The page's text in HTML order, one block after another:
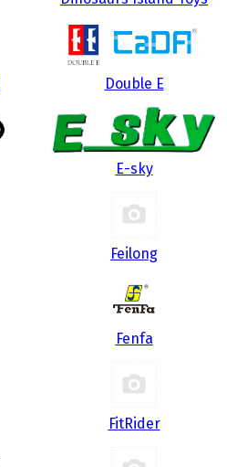
Double E
E-sky
Feilong
Fenfa
FitRider